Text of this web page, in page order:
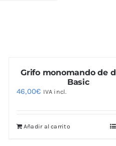
Grifo monomando de
Basic
46,00€ IVA incl.
Añadir al carrito